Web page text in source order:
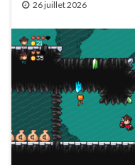
26 juillet 2026